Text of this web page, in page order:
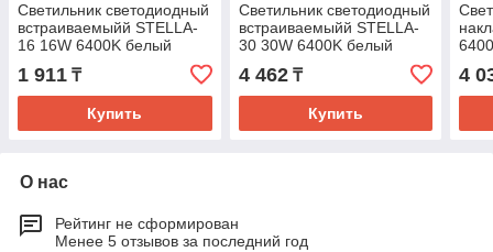
Светильник светодиодный
встраиваемыйй STELLA-
16 16W 6400K белый
1 911 ₸
Купить
Светильник светодиодный
встраиваемыйй STELLA-
30 30W 6400K белый
4 462₸
Купить
4
О нас
Рейтинг не сформирован
Менее 5 отзывов за последний год